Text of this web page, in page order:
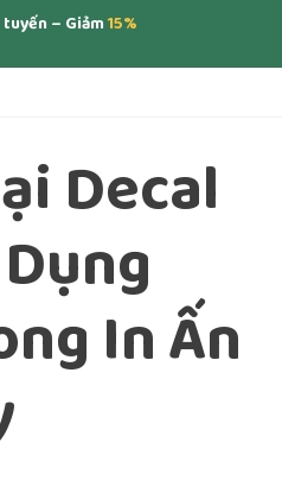
– Giảm15%
Decal
In Ấn